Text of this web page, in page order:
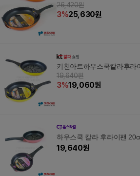
26,420원
3%25,630원
키친아트하우스쿡칼라후라
19,640원
3%19,060원
하우스쿡 칼라 후라이팬
19,640원